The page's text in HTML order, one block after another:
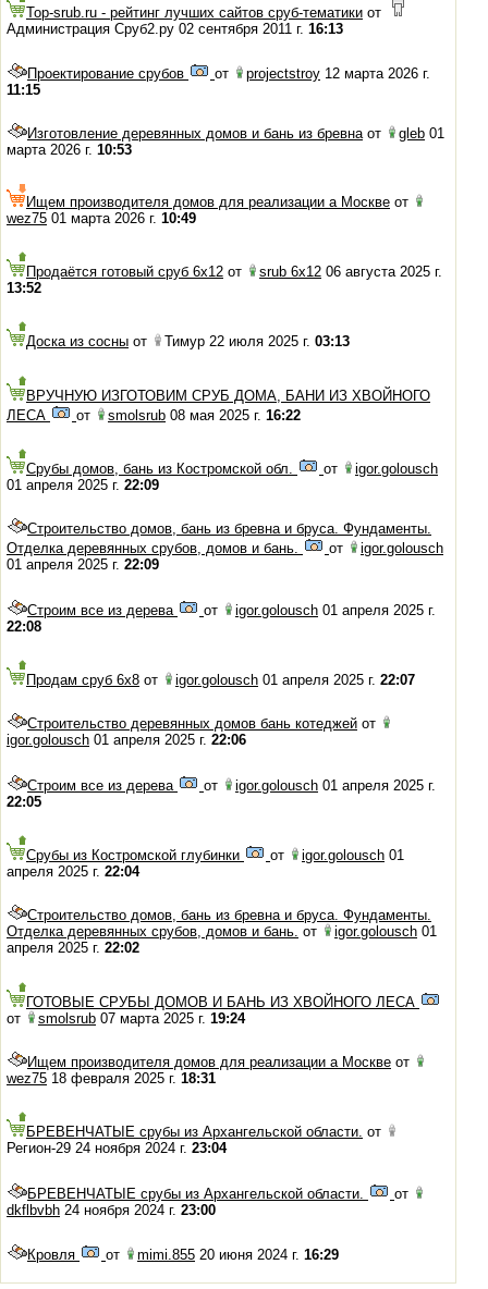
Top-srub.ru - рейтинг лучших сайтов сруб-тематики от
Администрация Сруб2.ру 02 сентября 2011 г. 16:13
Проектирование срубов от projectstroy 12 марта 2026 г.
11:15
Изготовление деревянных домов и бань из бревнаот gleb 01
марта 2026 г. 10:53
Ищем производителя домов для реализации а Москве от
wez75 01 марта 2026 г. 10:49
Продаётся готовый сруб 6х12 от srub 6x12 06 августа 2025 г.
13:52
Доска из сосны от Тимур 22 июля 2025 г. 03:13
ВРУЧНУЮ ИЗГОТОВИМ СРУБ ДОМА, БАНИ ИЗ ХВОЙНОГО
ЛЕСА
от smolsrub 08 мая 2025 г. 16:22
Срубы домов, бань из Костромской обл. от
igor.golousch
01 апреля 2025 г. 22:09
Строительство домов, бань из бревна и бруса. Фундаменты.
Отделка деревянных срубов, домов и бань.
от
igor.golousch
01 апреля 2025 г. 22:09
Строим все из дерева от igor.golousch 01 апреля 2025 г.
22:08
Продам сруб 6х8 от igor.golousch 01 апреля 2025 г. 22:07
Строительство деревянных домов бань котеджей от
igor.golousch 01 апреля 2025 г. 22:06
Строим все из дерева от igor.golousch 01 апреля 2025 г.
22:05
Срубы из Костромской глубинки от igor.golousch 01
апреля 2025 г. 22:04
Строительство домов, бань из бревна и бруса. Фундаменты.
Отделка деревянных срубов, домов и бань. от igor.golousch 01
апреля 2025 г. 22:02
ГОТОВЫЕ СРУБЫ ДОМОВ И БАНЬ ИЗ ХВОЙНОГО ЛЕСА
от
smolsrub 07 марта 2025 г. 19:24
Ищем производителя домов для реализации а Москве от
wez75 18 февраля 2025 г. 18:31
БРЕВЕНЧАТЫЕ срубы из Архангельской области. от
Регион-29 24 ноября 2024 г. 23:04
БРЕВЕНЧАТЫЕ срубы из Архангельской области.
от
dkflbvbh 24 ноября 2024 г. 23:00
Кровля от mimi.855 20 июня 2024 г. 16:29